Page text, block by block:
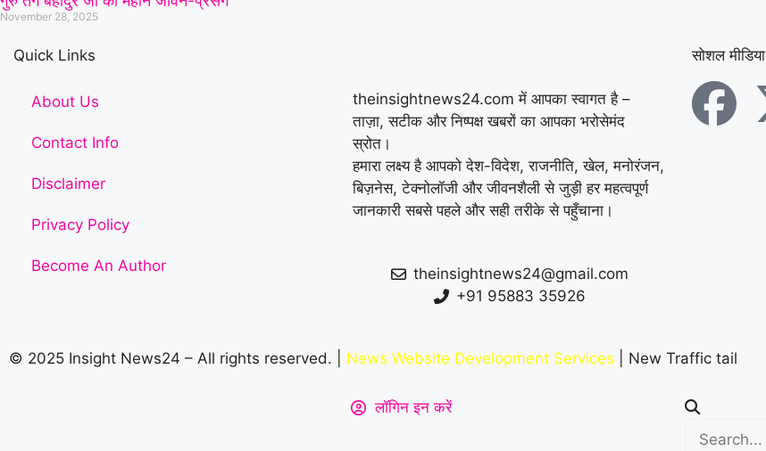
पीटकर हत्या, पुरानी रंजिश
में 10 से अधिक लोगों पर
हमला करने का आरोप
कुरुक्षेत्र में ATM तोड़कर
चोरी की कोशिश नाकाम,
32 सेकंड में चाकू से
ताबड़तोड़ हमला
November 28, 2025
Quick Links
About Us
Contact Info
Disclaimer
Privacy Policy
Become An Author
theinsightnews24.com में आपका स्वागत है –
ताज़ा, सटीक और निष्पक्ष खबरों का आपका भरोसेमंद
स्रोत।
हमारा लक्ष्य है आपको देश-विदेश, राजनीति, खेल, मनोरंजन,
बिज़नेस, टेक्नोलॉजी और जीवनशैली से जुड़ी हर महत्वपूर्ण
जानकारी सबसे पहले और सही तरीके से पहुँचाना।
theinsightnews24@gmail.com
+91 95883 35926
सोशल मीडिया
© 2025 Insight News24 – All rights reserved. | News Website Development Services | New Traffic tail
लॉगिन इन करें